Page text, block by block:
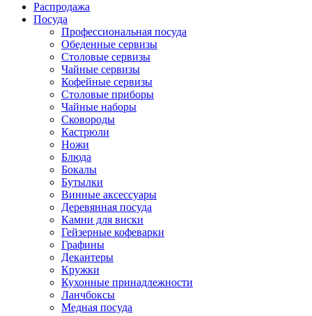
Распродажа
Посуда
Профессиональная посуда
Обеденные сервизы
Столовые сервизы
Чайные сервизы
Кофейные сервизы
Столовые приборы
Чайные наборы
Сковороды
Кастрюли
Ножи
Блюда
Бокалы
Бутылки
Винные аксессуары
Деревянная посуда
Камни для виски
Гейзерные кофеварки
Графины
Декантеры
Кружки
Кухонные принадлежности
Ланчбоксы
Медная посуда